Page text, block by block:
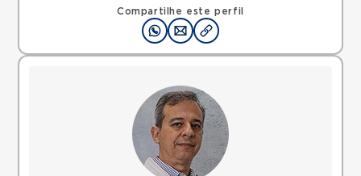
Compartilhe este perfil